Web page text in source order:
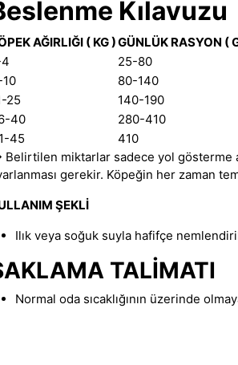
Kılavuzu
AĞIRLIĞI ( KG )GÜNLÜK RASYON (
25-80
80-140
25
140-190
40
280-410
45
410
Belirtilen miktarlar sadece yol gösterme
gerekir. Köpeğin her zaman
ŞEKLİ
Ilık veya soğuk suyla hafifçe
TALİMATI
Normal oda sıcaklığının üzerinde